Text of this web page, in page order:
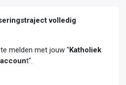
volledig
melden met jouw "Katholiek
t".